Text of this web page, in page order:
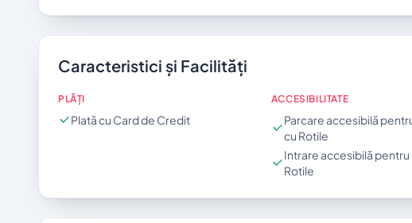
Caracteristici și Facilități
PLĂȚI
Plată cu Card de Credit
ACCESIBILITATE
Parcare accesibilă
cu Rotile
Intrare accesibilă pentru
Rotile